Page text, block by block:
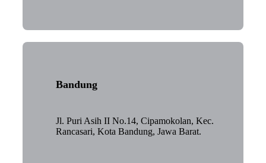
Bandung
Jl. Puri Asih II No.14, Cipamokolan, Kec.
Rancasari, Kota Bandung, Jawa Barat.